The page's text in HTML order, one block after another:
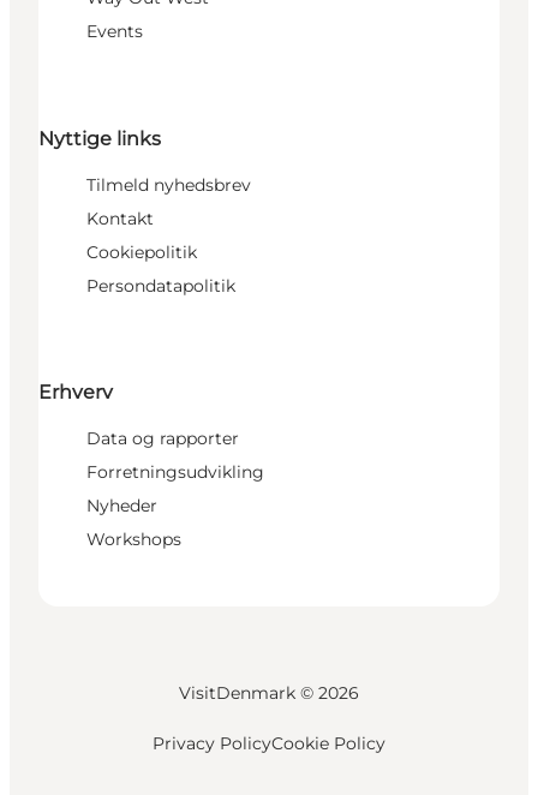
Events
Nyttige links
Tilmeld nyhedsbrev
Kontakt
Cookiepolitik
Persondatapolitik
Erhverv
Data og rapporter
Forretningsudvikling
Nyheder
Workshops
VisitDenmark © 2026
Privacy PolicyCookie Policy